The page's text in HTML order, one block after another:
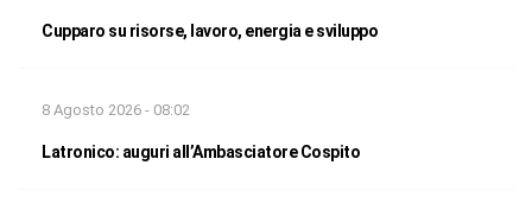
Cupparo su risorse, lavoro, energia e sviluppo
8 Agosto 2026 - 08:02
Latronico: auguri all’Ambasciatore Cospito